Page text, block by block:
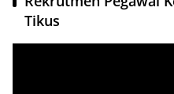
Tikus